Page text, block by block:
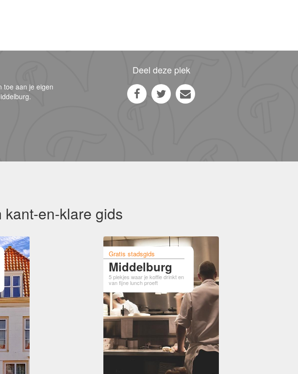
toe aan je eigen
Deel deze plek
en-klare gids
Gratis stadsgids
Middelburg
5 plekjes waar je koffie drinkt en
van fijne lunch proeft